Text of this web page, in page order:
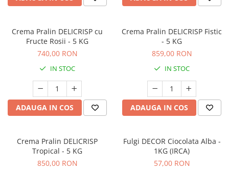
Crema Pralin DELICRISP cu
Fructe Rosii - 5 KG
740,00 RON
IN STOC
ADAUGA IN COS
Crema Pralin DELICRISP Fistic
- 5 KG
859,00 RON
IN STOC
ADAUGA IN COS
Crema Pralin DELICRISP
Tropical - 5 KG
850,00 RON
Fulgi DECOR Ciocolata Alba -
1KG (IRCA)
57,00 RON